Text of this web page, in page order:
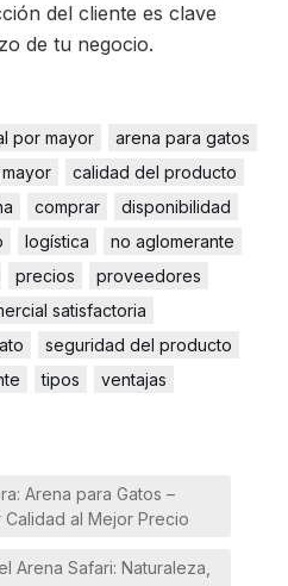
del cliente es clave
de tu negocio.
por mayor
arena para gatos
calidad del producto
comprar
disponibilidad
logística
no aglomerante
precios
proveedores
satisfactoria
seguridad del producto
tipos ventajas
Arena para Gatos –
Calidad al Mejor Precio
Arena Safari: Naturaleza,